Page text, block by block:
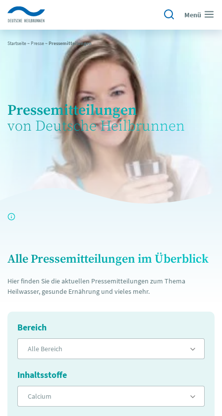
Menü
Startseite~ Presse~Pressemitteilungen
Pressemitteilungen
von Deutsche Heilbrunnen
Alle Pressemitteilungen im Überblick
Hier finden Sie die aktuellen Pressemitteilungen zum Thema
Heilwasser, gesunde Ernährung und vieles mehr.
Bereich
Alle Bereich
Inhaltsstoffe
Calcium